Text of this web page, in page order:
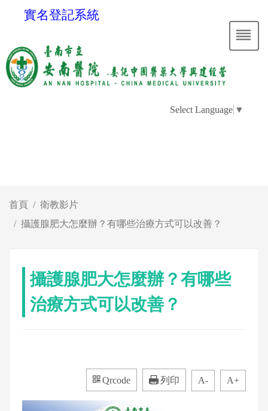
實名登記系統
Select Language ▼
首頁
衛教影片
攝護腺肥大怎麼辦？有哪些治療方式可以改善？
攝護腺肥大怎麼辦？有哪些
治療方式可以改善？
Qrcode 列印 A- A+